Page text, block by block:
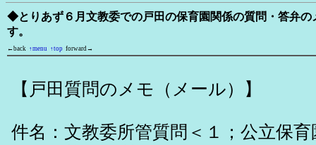
◆とりあず６月文教委での戸田の保育園関係の質問・答弁の
す。
←back ↑menu ↑top forward→
【戸田質問のメモ（メール）】
件名：文教委所管質問＜１；公立保